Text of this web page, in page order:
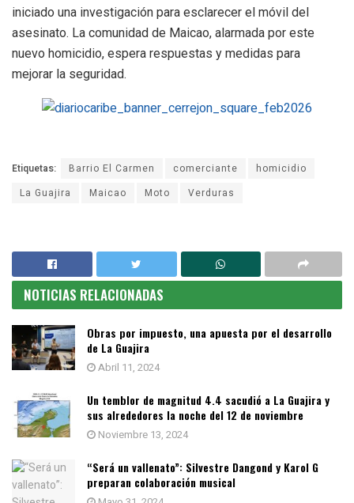
iniciado una investigación para esclarecer el móvil del
asesinato. La comunidad de Maicao, alarmada por este
nuevo homicidio, espera respuestas y medidas para
mejorar la seguridad.
Etiquetas: Barrio El Carmen comerciante
homicidio
La Guajira
Maicao Moto Verduras
NOTICIAS RELACIONADAS
Obras por impuesto, una apuesta por el desarrollo
de La Guajira
Abril 11, 2024
Un temblor de magnitud 4.4 sacudió a La Guajira y
sus alrededores la noche del 12 de noviembre
Noviembre 13, 2024
“Será un vallenato”: Silvestre Dangond y Karol G
preparan colaboración musical